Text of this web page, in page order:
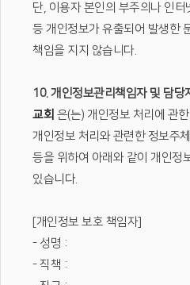
단, 이용자 본인의 부주의나 인터
등 개인정보가 유출되어 발생한
책임을 지지 않습니다.
10. 개인정보관리책임자 및 담당
교회 은(는) 개인정보 처리에 관
개인정보 처리와 관련한 정보주
등을 위하여 아래와 같이 개인정
있습니다.
[개인정보 보호 책임자]
- 성명 :
- 직책 :